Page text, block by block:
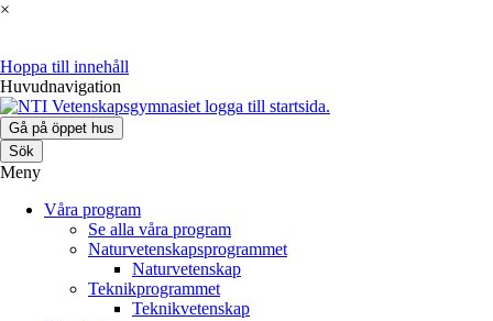
×
Hoppa till innehåll
Huvudnavigation
Gå på öppet hus
Sök
Meny
Våra program
Se alla våra program
Naturvetenskaps­programmet
Naturvetenskap
Teknikprogrammet
Teknikvetenskap